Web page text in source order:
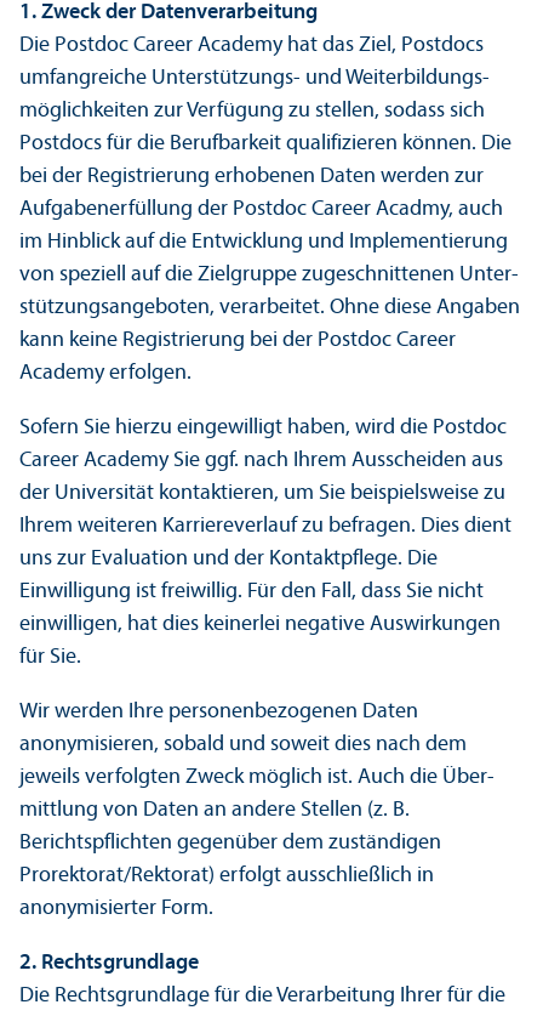
1. Zweck der Datenverarbeitung
Die Postdoc Career Academy hat das Ziel, Postdocs
umfangreiche Unter­stützungs- und Weiterbildungs­
möglichkeiten zur Verfügung zu stellen, sodass sich
Postdocs für die Berufbarkeit qualifizieren können. Die
bei der Registrierung erhobenen Daten werden zur
Aufgabenerfüllung der Postdoc Career Acadmy, auch
im Hinblick auf die Entwicklung und Implementierung
von speziell auf die Ziel­gruppe zugeschnittenen Unter­
stützungs­angeboten, verarbeitet. Ohne diese Angaben
kann keine Registrierung bei der Postdoc Career
Academy erfolgen.
Sofern Sie hierzu eingewilligt haben, wird die Postdoc
Career Academy Sie ggf. nach Ihrem Ausscheiden aus
der Universität kontaktieren, um Sie beispielsweise zu
Ihrem weiteren Karriereverlauf zu befragen. Dies dient
uns zur Evaluation und der Kontaktpflege. Die
Einwilligung ist freiwillig. Für den Fall, dass Sie nicht
einwilligen, hat dies keinerlei negative Aus­wirkungen
für Sie.
Wir werden Ihre personenbezogenen Daten
anonymisieren, sobald und soweit dies nach dem
jeweils verfolgten Zweck möglich ist. Auch die Über­
mittlung von Daten an andere Stellen (z. B.
Berichtspflichten gegenüber dem zuständigen
Prorektorat/Rektorat) erfolgt ausschließlich in
anonymisierter Form.
2. Rechts­grundlage
Die Rechts­grundlage für die Verarbeitung Ihrer für die